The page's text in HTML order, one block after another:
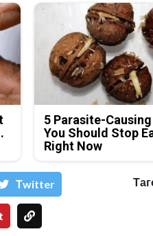
5 Parasite-
You Should Stop
Right Now
Тwitter